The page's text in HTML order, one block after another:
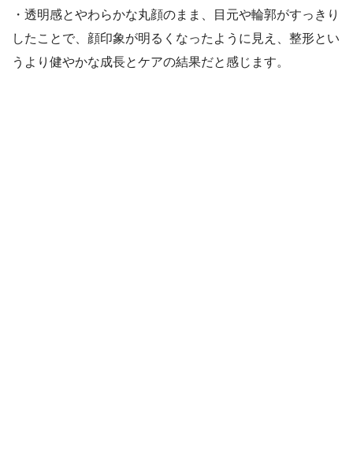
・透明感とやわらかな丸顔のまま、目元や輪郭がすっきり
したことで、顔印象が明るくなったように見え、整形とい
うより健やかな成長とケアの結果だと感じます。